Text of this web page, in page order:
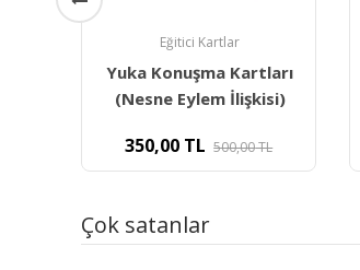
Eğitici Kartlar
Yuka Konuşma Kartları
(Nesne Eylem İlişkisi)
350,00 TL 500,00TL
Çok satanlar